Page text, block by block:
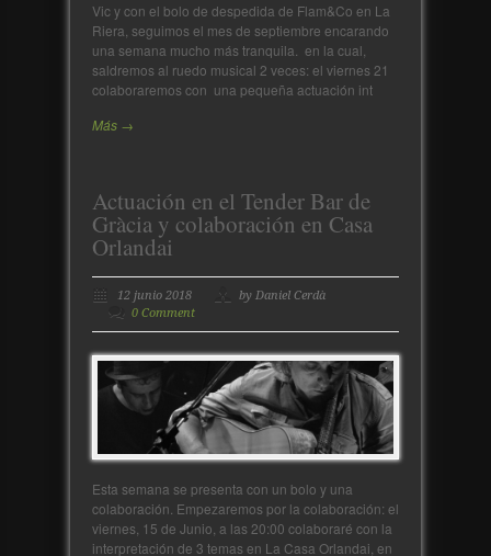
Vic y con el bolo de despedida de Flam&Co en La
Riera, seguimos el mes de septiembre encarando
una semana mucho más tranquila. en la cual,
saldremos al ruedo musical 2 veces: el viernes 21
colaboraremos con una pequeña actuación int
Más →
Actuación en el Tender Bar de
Gràcia y colaboración en Casa
Orlandai
12 junio 2018
by Daniel Cerdà
0 Comment
Esta semana se presenta con un bolo y una
colaboración. Empezaremos por la colaboración: el
viernes, 15 de Junio, a las 20:00 colaboraré con la
interpretación de 3 temas en La Casa Orlandai, en